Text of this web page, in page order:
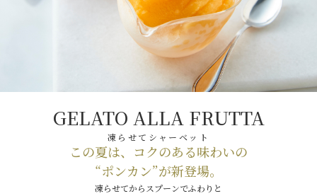
GELATO ALLA FRUTTA
凍らせてシャーベット
この夏は、コクのある味わいの
“ポンカン”が新登場。
凍らせてからスプーンでふわりと